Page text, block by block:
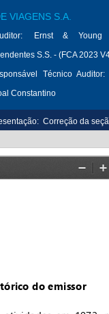
VIAGENS S.A.
Ernst & Young
S.S. - (FCA 2023
Técnico Auditor:
Constantino
Correção da